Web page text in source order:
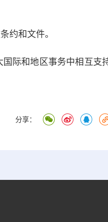
约和文件。
际和地区事务中相互支
分享：